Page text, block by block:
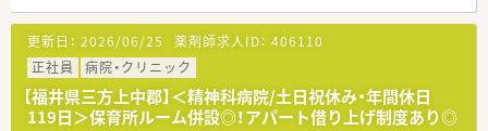
更新日： 2026/06/25 薬剤師求人ID： 406110
正社員
病院・クリニック
【福井県三方上中郡】＜精神科病院/土日祝休み・年間休日
119日＞保育所ルーム併設◎！アパート借り上げ制度あり◎